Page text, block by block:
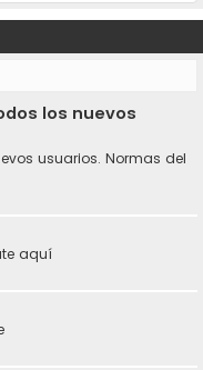
los nuevos
usuarios. Normas del
aquí